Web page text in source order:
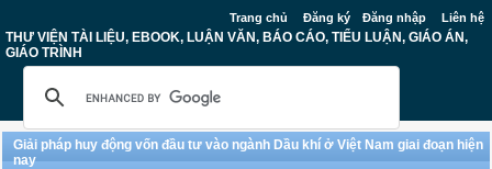
Trang chủ Đăng ký Đăng nhập Liên hệ
THƯ VIỆN TÀI LIỆU, EBOOK, LUẬN VĂN, BÁO CÁO, TIỂU LUẬN, GIÁO ÁN,
GIÁO TRÌNH
Giải pháp huy động vốn đầu tư vào ngành Dầu khí ở Việt Nam giai đoạn hiện
nay